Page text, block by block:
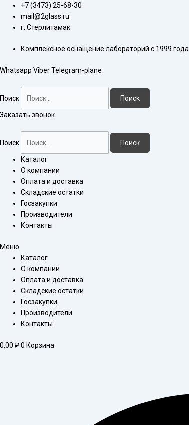
Перейти
содержимому
+7 (3473) 25-68-30
mail@2glass.ru
г. Стерлитамак
Комплексное оснащение лабораторий с 1999 года
Whatsapp ViberTelegram-plane
Поиск Поиск
Заказать звонок
Поиск Поиск
Каталог
О компании
Оплата и доставка
Складские остатки
Госзакупки
Производители
Контакты
Меню
Каталог
О компании
Оплата и доставка
Складские остатки
Госзакупки
Производители
Контакты
0,00 ₽0 Корзина
Количество
товара
Дефлегматор
29/32-